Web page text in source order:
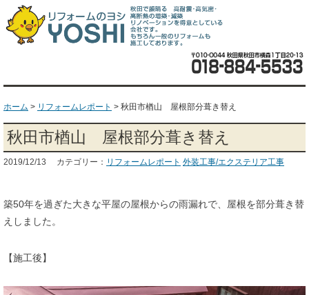
ホーム > リフォームレポート > 秋田市楢山 屋根部分葺き替え
秋田市楢山 屋根部分葺き替え
2019/12/13 カテゴリー： リフォームレポート 外装工事/エクステリア工事
築50年を過ぎた大きな平屋の屋根からの雨漏れで、屋根を部分葺き替
えしました。
【施工後】